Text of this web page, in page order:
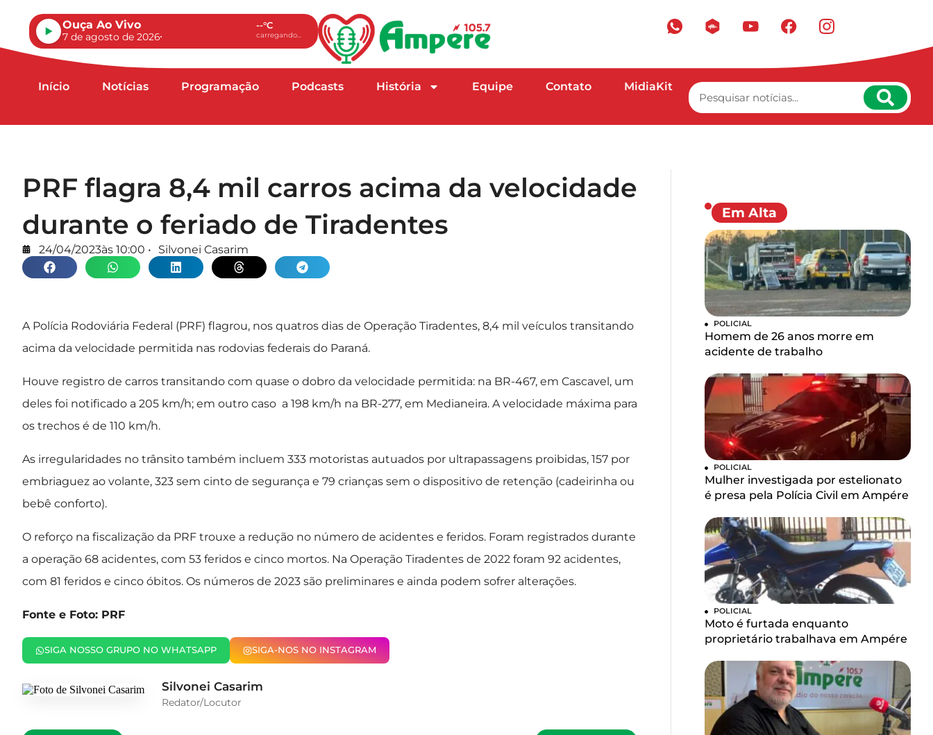
Ouça Ao Vivo
7 de agosto de 2026
--°C
carregando...
Início Notícias Programação Podcasts História Equipe Contato MidiaKit
PRF flagra 8,4 mil carros acima da velocidade
durante o feriado de Tiradentes
24/04/2023às 10:00 • Silvonei Casarim
A Polícia Rodoviária Federal (PRF) flagrou, nos quatros dias de Operação Tiradentes, 8,4 mil veículos transitando
acima da velocidade permitida nas rodovias federais do Paraná.
Houve registro de carros transitando com quase o dobro da velocidade permitida: na BR-467, em Cascavel, um
deles foi notificado a 205 km/h; em outro caso a 198 km/h na BR-277, em Medianeira. A velocidade máxima para
os trechos é de 110 km/h.
As irregularidades no trânsito também incluem 333 motoristas autuados por ultrapassagens proibidas, 157 por
embriaguez ao volante, 323 sem cinto de segurança e 79 crianças sem o dispositivo de retenção (cadeirinha ou
bebê conforto).
O reforço na fiscalização da PRF trouxe a redução no número de acidentes e feridos. Foram registrados durante
a operação 68 acidentes, com 53 feridos e cinco mortos. Na Operação Tiradentes de 2022 foram 92 acidentes,
com 81 feridos e cinco óbitos. Os números de 2023 são preliminares e ainda podem sofrer alterações.
Fonte e Foto: PRF
SIGA NOSSO GRUPO NO WHATSAPP SIGA-NOS NO INSTAGRAM
Silvonei Casarim
Redator/Locutor
Em Alta
POLICIAL
Homem de 26 anos morre em
acidente de trabalho
POLICIAL
Mulher investigada por estelionato
é presa pela Polícia Civil em Ampére
POLICIAL
Moto é furtada enquanto
proprietário trabalhava em Ampére